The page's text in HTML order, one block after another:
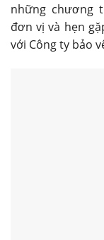
những chương
đơn vị và hẹn
với Công ty bảo